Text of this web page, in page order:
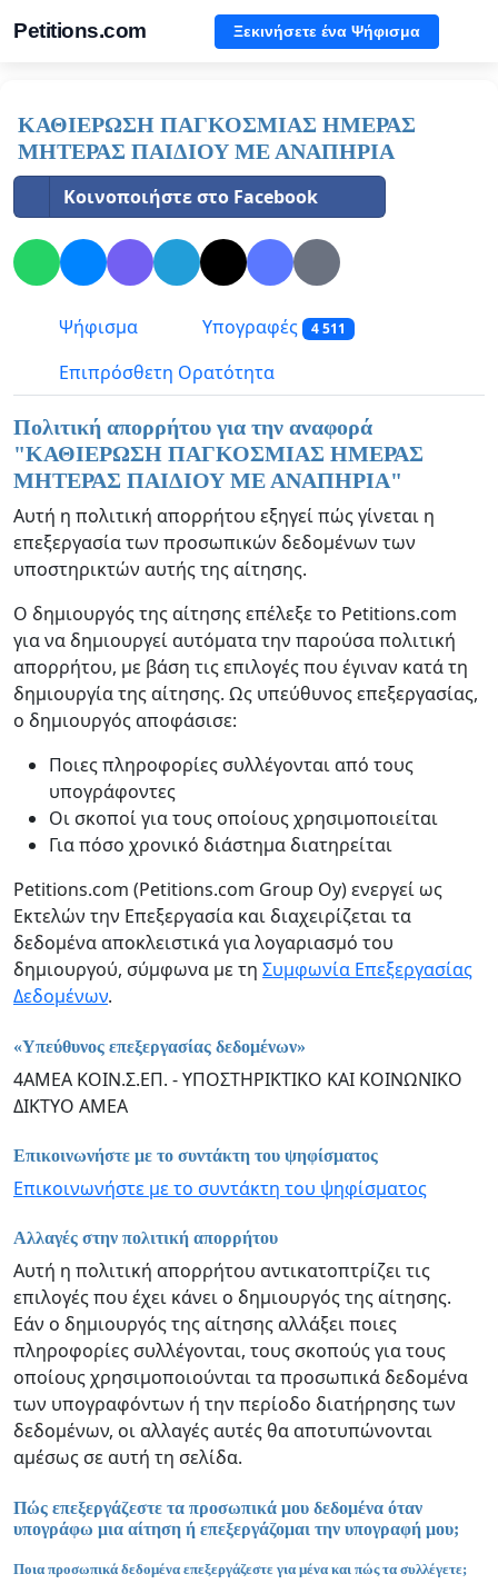
Petitions.com Ξεκινήσετε ένα Ψήφισμα
ΚΑΘΙΕΡΩΣΗ ΠΑΓΚΟΣΜΙΑΣ ΗΜΕΡΑΣ
ΜΗΤΕΡΑΣ ΠΑΙΔΙΟΥ ΜΕ ΑΝΑΠΗΡΙΑ
Κοινοποιήστε στο Facebook
Ψήφισμα Υπογραφές 4 511
Επιπρόσθετη Ορατότητα
Πολιτική απορρήτου για την αναφορά
"ΚΑΘΙΕΡΩΣΗ ΠΑΓΚΟΣΜΙΑΣ ΗΜΕΡΑΣ
ΜΗΤΕΡΑΣ ΠΑΙΔΙΟΥ ΜΕ ΑΝΑΠΗΡΙΑ"
Αυτή η πολιτική απορρήτου εξηγεί πώς γίνεται η
επεξεργασία των προσωπικών δεδομένων των
υποστηρικτών αυτής της αίτησης.
Ο δημιουργός της αίτησης επέλεξε το Petitions.com
για να δημιουργεί αυτόματα την παρούσα πολιτική
απορρήτου, με βάση τις επιλογές που έγιναν κατά τη
δημιουργία της αίτησης. Ως υπεύθυνος επεξεργασίας,
ο δημιουργός αποφάσισε:
Ποιες πληροφορίες συλλέγονται από τους
υπογράφοντες
Οι σκοποί για τους οποίους χρησιμοποιείται
Για πόσο χρονικό διάστημα διατηρείται
Petitions.com (Petitions.com Group Oy) ενεργεί ως
Εκτελών την Επεξεργασία και διαχειρίζεται τα
δεδομένα αποκλειστικά για λογαριασμό του
δημιουργού, σύμφωνα με τη Συμφωνία Επεξεργασίας
Δεδομένων.
«Υπεύθυνος επεξεργασίας δεδομένων»
4ΑΜΕΑ ΚΟΙΝ.Σ.ΕΠ. - ΥΠΟΣΤΗΡΙΚΤΙΚΟ ΚΑΙ ΚΟΙΝΩΝΙΚΟ
ΔΙΚΤΥΟ ΑΜΕΑ
Επικοινωνήστε με το συντάκτη του ψηφίσματος
Επικοινωνήστε με το συντάκτη του ψηφίσματος
Αλλαγές στην πολιτική απορρήτου
Αυτή η πολιτική απορρήτου αντικατοπτρίζει τις
επιλογές που έχει κάνει ο δημιουργός της αίτησης.
Εάν ο δημιουργός της αίτησης αλλάξει ποιες
πληροφορίες συλλέγονται, τους σκοπούς για τους
οποίους χρησιμοποιούνται τα προσωπικά δεδομένα
των υπογραφόντων ή την περίοδο διατήρησης των
δεδομένων, οι αλλαγές αυτές θα αποτυπώνονται
αμέσως σε αυτή τη σελίδα.
Πώς επεξεργάζεστε τα προσωπικά μου δεδομένα όταν
υπογράφω μια αίτηση ή επεξεργάζομαι την υπογραφή μου;
Ποια προσωπικά δεδομένα επεξεργάζεστε για μένα και πώς τα συλλέγετε;